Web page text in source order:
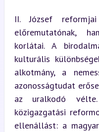
II. József
előremutatónak,
korlátai. A
kulturális
alkotmány, a
azonosságtudat
az uralkodó
közigazgatási
ellenállást: a